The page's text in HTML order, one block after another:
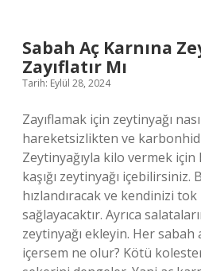
Sabah Aç Karnına
Zayıflatır Mı
Tarih: Eylül 28, 2024
Zayıflamak için zeytinyağı
hareketsizlikten ve
Zeytinyağıyla kilo vermek
kaşığı zeytinyağı içebilirsiniz.
hızlandıracak ve kendinizi
sağlayacaktır. Ayrıca
zeytinyağı ekleyin. Her sabah
içersem ne olur? Kötü